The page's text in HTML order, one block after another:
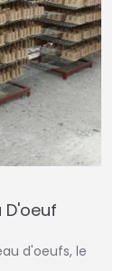
D'oeuf
d'oeufs, le